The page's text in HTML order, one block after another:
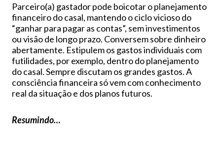
Parceiro(a) gastador pode boicotar o planejamento
financeiro do casal, mantendo o ciclo vicioso do
“ganhar para pagar as contas”, sem investimentos
ou visão de longo prazo. Conversem sobre dinheiro
abertamente. Estipulem os gastos individuais com
futilidades, por exemplo, dentro do planejamento
do casal. Sempre discutam os grandes gastos. A
consciência financeira só vem com conhecimento
real da situação e dos planos futuros.
Resumindo…